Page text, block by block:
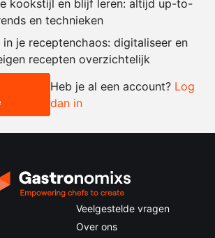
+
2x
kookstijl en blijf leren: altijd up-to-
en technieken
in je receptenchaos: digitaliseer en
recepten overzichtelijk
Heb je al een account? Log
dan in
Veelgestelde vragen
Over ons